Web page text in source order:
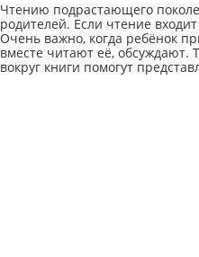
Чтению подрастающего
родителей. Если чтение
Очень важно, когда ребёнок
вместе читают её, обсуждают.
вокруг книги помогут